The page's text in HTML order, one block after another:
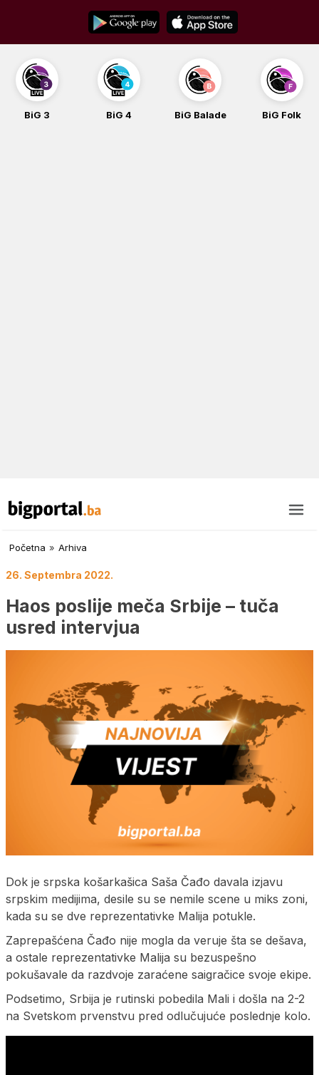
content
BiG 3 BiG 4 BiG Balade BiG Folk
Početna » Arhiva
26. Septembra 2022.
Haos poslije meča Srbije – tuča
usred intervjua
Dok je srpska košarkašica Saša Čađo davala izjavu
srpskim medijima, desile su se nemile scene u miks zoni,
kada su se dve reprezentativke Malija potukle.
Zaprepašćena Čađo nije mogla da veruje šta se dešava,
a ostale reprezentativke Malija su bezuspešno
pokušavale da razdvoje zaraćene saigračice svoje ekipe.
Podsetimo, Srbija je rutinski pobedila Mali i došla na 2-2
na Svetskom prvenstvu pred odlučujuće poslednje kolo.